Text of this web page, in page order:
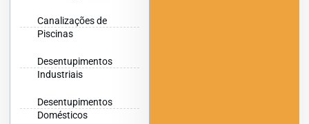
Canalizações de
Piscinas
Desentupimentos
Industriais
Desentupimentos
Domésticos